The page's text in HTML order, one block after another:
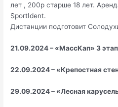
лет , 200р старше 18 лет.
SportIdent.
Дистанции подготовит
21.09.2024 – «МассКап» 3 этап
22.09.2024 – «Крепостная
29.09.2024 – «Лесная